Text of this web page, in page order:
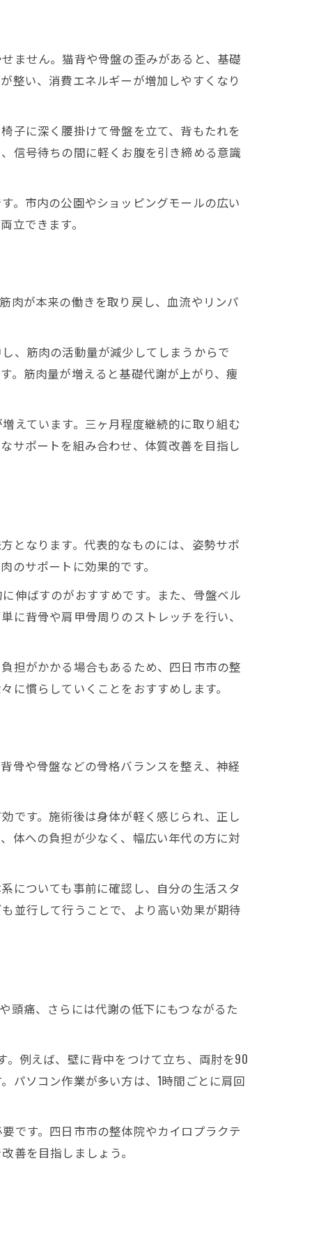
ません。猫背や骨盤の歪みがあると、基礎
整い、消費エネルギーが増加しやすくなり
子に深く腰掛けて骨盤を立て、背もたれを
信号待ちの間に軽くお腹を引き締める意識
。市内の公園やショッピングモールの広い
立できます。
肉が本来の働きを取り戻し、血流やリンパ
、筋肉の活動量が減少してしまうからで
。筋肉量が増えると基礎代謝が上がり、痩
えています。三ヶ月程度継続的に取り組む
サポートを組み合わせ、体質改善を目指し
となります。代表的なものには、姿勢サポ
サポートに効果的です。
伸ばすのがおすすめです。また、骨盤ベル
背骨や肩甲骨周りのストレッチを行い、
担がかかる場合もあるため、四日市市の整
慣らしていくことをおすすめします。
骨や骨盤などの骨格バランスを整え、神経
です。施術後は身体が軽く感じられ、正し
体への負担が少なく、幅広い年代の方に対
についても事前に確認し、自分の生活スタ
並行して行うことで、より高い効果が期待
頭痛、さらには代謝の低下にもつながるた
例えば、壁に背中をつけて立ち、両肘を90
パソコン作業が多い方は、1時間ごとに肩回
です。四日市市の整体院やカイロプラクテ
善を目指しましょう。